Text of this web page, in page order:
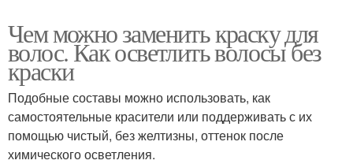
Чем можно заменить краску для
волос. Как осветлить волосы без
краски
Подобные составы можно использовать, как
самостоятельные красители или поддерживать с их
помощью чистый, без желтизны, оттенок после
химического осветления.